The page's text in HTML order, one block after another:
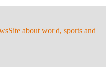
about world, sports and